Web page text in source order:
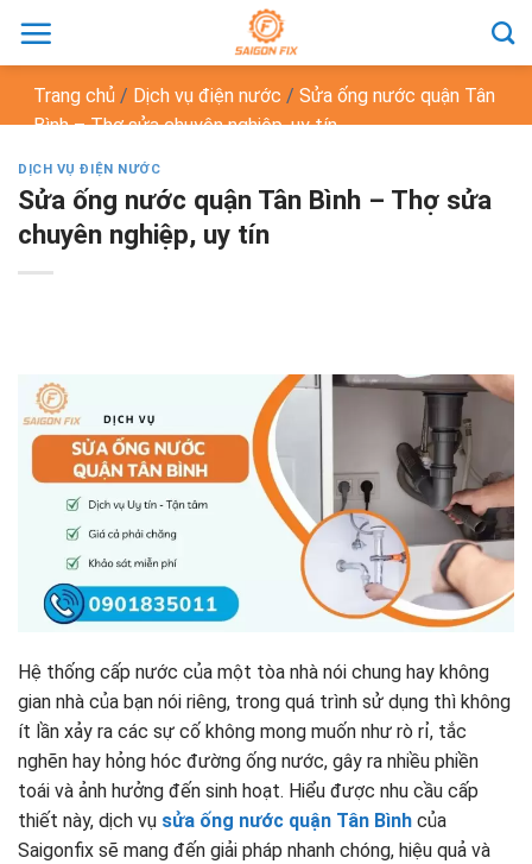
đến
dungTrang chủ / Dịch vụ điện nước / Sửa ống nước quận Tân
Bình – Thợ sửa chuyên nghiệp, uy tín
DỊCH VỤ ĐIỆN NƯỚC
Sửa ống nước quận Tân Bình – Thợ sửa
chuyên nghiệp, uy tín
Hệ thống cấp nước của một tòa nhà nói chung hay không
gian nhà của bạn nói riêng, trong quá trình sử dụng thì không
ít lần xảy ra các sự cố không mong muốn như rò rỉ, tắc
nghẽn hay hỏng hóc đường ống nước, gây ra nhiều phiền
toái và ảnh hưởng đến sinh hoạt. Hiểu được nhu cầu cấp
thiết này, dịch vụ sửa ống nước quận Tân Bình của
Saigonfix sẽ mang đến giải pháp nhanh chóng, hiệu quả và